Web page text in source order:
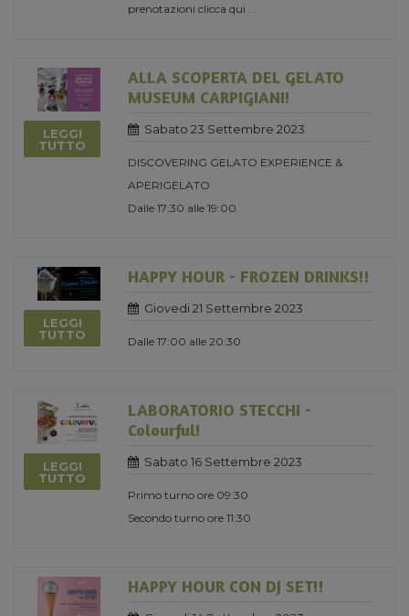
prenotazioni clicca qui
LEGGI
TUTTO
ALLA SCOPERTA DEL GELATO
MUSEUM CARPIGIANI!
Sabato 23 Settembre 2023
DISCOVERING GELATO EXPERIENCE &
APERIGELATO
Dalle 17:30 alle 19:00
LEGGI
TUTTO
HAPPY HOUR - FROZEN DRINKS!!
Giovedi 21 Settembre 2023
Dalle 17:00 alle 20:30
LEGGI
TUTTO
LABORATORIO STECCHI -
Colourful!
Sabato 16 Settembre 2023
Primo turno ore 09:30
Secondo turno ore 11:30
HAPPY HOUR CON DJ SET!!